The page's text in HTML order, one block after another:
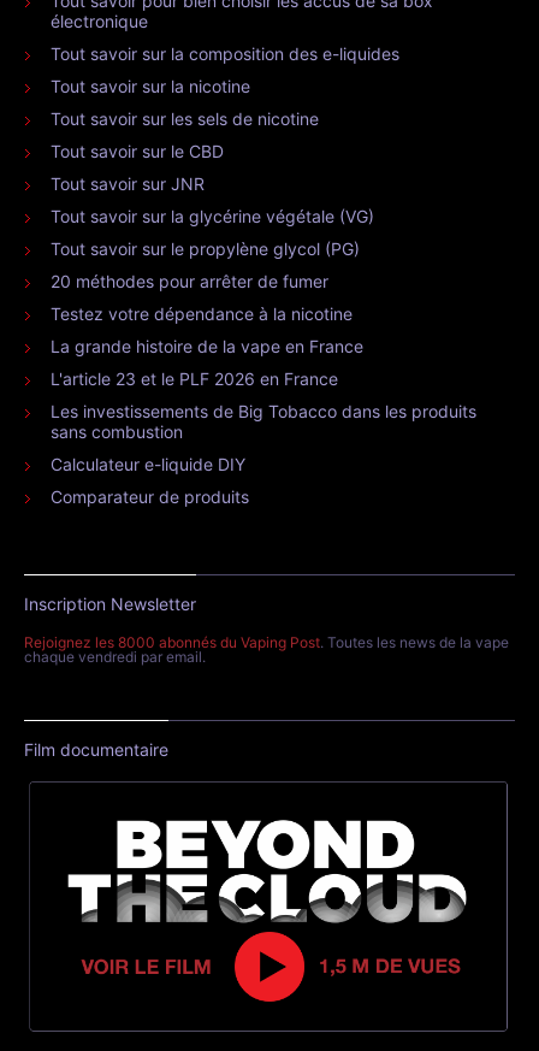
électronique
Tout savoir sur la composition des e-liquides
Tout savoir sur la nicotine
Tout savoir sur les sels de nicotine
Tout savoir sur le CBD
Tout savoir sur JNR
Tout savoir sur la glycérine végétale (VG)
Tout savoir sur le propylène glycol (PG)
20 méthodes pour arrêter de fumer
Testez votre dépendance à la nicotine
La grande histoire de la vape en France
L'article 23 et le PLF 2026 en France
Les investissements de Big Tobacco dans les produits
sans combustion
Calculateur e-liquide DIY
Comparateur de produits
Inscription Newsletter
Rejoignez les 8000 abonnés du Vaping Post. Toutes les news de la vape
chaque vendredi par email.
Film documentaire